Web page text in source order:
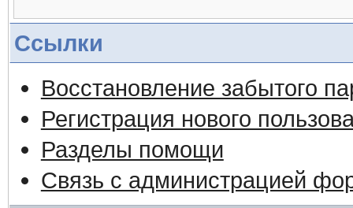
Ссылки
Восстановление забытого
Регистрация нового
Разделы помощи
Связь с администрацией